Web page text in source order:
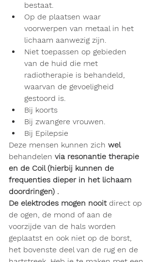
bestaat.
Op de plaatsen waar
voorwerpen van metaal in het
lichaam aanwezig zijn.
Niet toepassen op gebieden
van de huid die met
radiotherapie is behandeld,
waarvan de gevoeligheid
gestoord is.
Bij koorts
Bij zwangere vrouwen.
Bij Epilepsie
Deze mensen kunnen zich wel
behandelen via resonantie therapie
en de Coil (hierbij kunnen de
frequenties dieper in het lichaam
doordringen) .
De elektrodes mogen nooit direct op
de ogen, de mond of aan de
voorzijde van de hals worden
geplaatst en ook niet op de borst,
het bovenste deel van de rug en de